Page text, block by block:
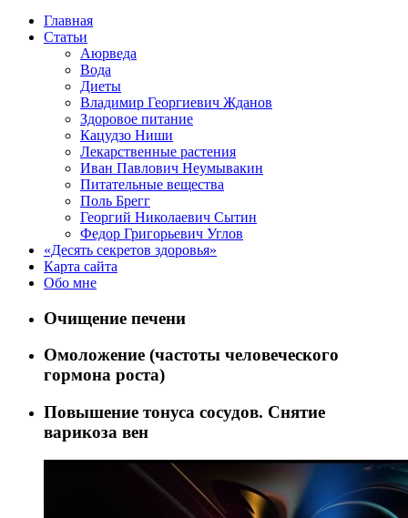
Главная
Статьи
Аюрведа
Вода
Диеты
Владимир Георгиевич Жданов
Здоровое питание
Кацудзо Ниши
Лекарственные растения
Иван Павлович Неумывакин
Питательные вещества
Поль Брегг
Георгий Николаевич Сытин
Федор Григорьевич Углов
«Десять секретов здоровья»
Карта сайта
Обо мне
Очищение печени
Омоложение (частоты человеческого
гормона роста)
Повышение тонуса сосудов. Снятие
варикоза вен